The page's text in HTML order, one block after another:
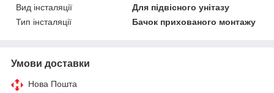
Вид інсталяції
Для підвісного унітазу
Тип інсталяції
Бачок прихованого монтажу
Умови доставки
Нова Пошта